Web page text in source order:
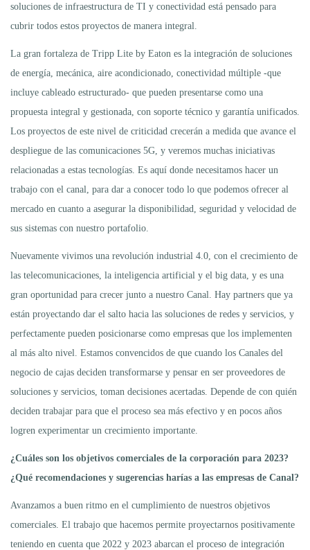
soluciones de infraestructura de TI y conectividad está pensado para
cubrir todos estos proyectos de manera integral.
La gran fortaleza de Tripp Lite by Eaton es la integración de soluciones
de energía, mecánica, aire acondicionado, conectividad múltiple -que
incluye cableado estructurado- que pueden presentarse como una
propuesta integral y gestionada, con soporte técnico y garantía unificados.
Los proyectos de este nivel de criticidad crecerán a medida que avance el
despliegue de las comunicaciones 5G, y veremos muchas iniciativas
relacionadas a estas tecnologías. Es aquí donde necesitamos hacer un
trabajo con el canal, para dar a conocer todo lo que podemos ofrecer al
mercado en cuanto a asegurar la disponibilidad, seguridad y velocidad de
sus sistemas con nuestro portafolio.
Nuevamente vivimos una revolución industrial 4.0, con el crecimiento de
las telecomunicaciones, la inteligencia artificial y el big data, y es una
gran oportunidad para crecer junto a nuestro Canal. Hay partners que ya
están proyectando dar el salto hacia las soluciones de redes y servicios, y
perfectamente pueden posicionarse como empresas que los implementen
al más alto nivel. Estamos convencidos de que cuando los Canales del
negocio de cajas deciden transformarse y pensar en ser proveedores de
soluciones y servicios, toman decisiones acertadas. Depende de con quién
deciden trabajar para que el proceso sea más efectivo y en pocos años
logren experimentar un crecimiento importante.
¿Cuáles son los objetivos comerciales de la corporación para 2023?
¿Qué recomendaciones y sugerencias harías a las empresas de Canal?
Avanzamos a buen ritmo en el cumplimiento de nuestros objetivos
comerciales. El trabajo que hacemos permite proyectarnos positivamente
teniendo en cuenta que 2022 y 2023 abarcan el proceso de integración